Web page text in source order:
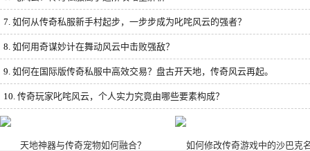
7. 如何从传奇私服新手村起步，一步步成为叱咤风云的强者？
8. 如何用奇谋妙计在舞动风云中击败强敌？
9. 如何在国际版传奇私服中高效交易？盘古开天地，传奇风云再起。
10. 传奇玩家叱咤风云，个人实力究竟由哪些要素构成？
天地神器与传奇宠物如何融合？ 如何修改传奇游戏中的沙巴克